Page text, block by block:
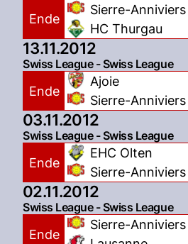
Ende
Sierre-Anniviers
HC Thurgau
13.11.2012
Swiss League - Swiss League
Ende
Ajoie
Sierre-Anniviers
03.11.2012
Swiss League - Swiss League
Ende
EHC Olten
Sierre-Anniviers
02.11.2012
Swiss League - Swiss League
Ende
Sierre-Anniviers